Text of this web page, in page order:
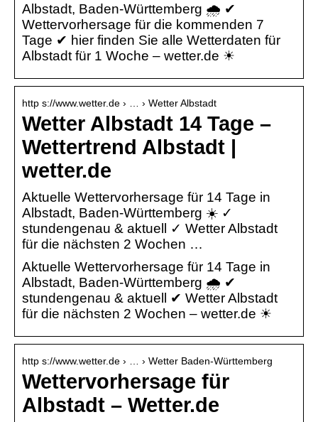
Albstadt, Baden-Württemberg 🌧️ ✔
Wettervorhersage für die kommenden 7
Tage ✔ hier finden Sie alle Wetterdaten für
Albstadt für 1 Woche – wetter.de ☀
http s://www.wetter.de › … › Wetter Albstadt
Wetter Albstadt 14 Tage –
Wettertrend Albstadt |
wetter.de
Aktuelle Wettervorhersage für 14 Tage in
Albstadt, Baden-Württemberg ☀️ ✓
stundengenau & aktuell ✓ Wetter Albstadt
für die nächsten 2 Wochen …
Aktuelle Wettervorhersage für 14 Tage in
Albstadt, Baden-Württemberg 🌧️ ✔
stundengenau & aktuell ✔ Wetter Albstadt
für die nächsten 2 Wochen – wetter.de ☀
http s://www.wetter.de › … › Wetter Baden-Württemberg
Wettervorhersage für
Albstadt – Wetter.de